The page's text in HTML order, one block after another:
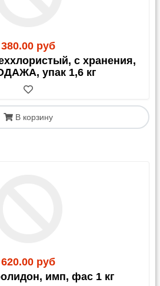
380.00 руб
с хранения,
упак 1,6 кг
В корзину
620.00 руб
имп, фас 1 кг